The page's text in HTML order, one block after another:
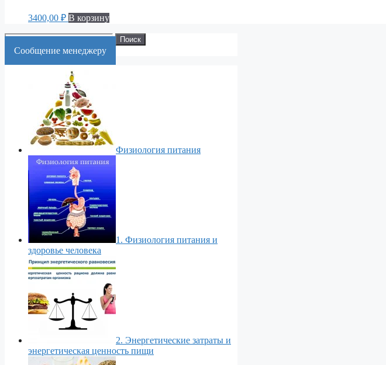
3400,00 ₽ В корзину
Искать:
Поиск
Cообщение менеджеру
Физиология питания
1. Физиология питания и
здоровье человека
2. Энергетические затраты и
энергетическая ценность пищи